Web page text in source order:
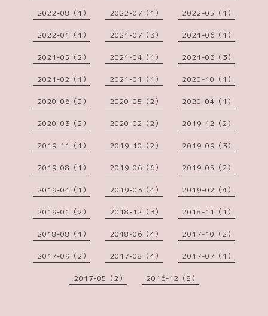
2022-08（1） 2022-07（1） 2022-05（1）
2022-01（1） 2021-07（3） 2021-06（1）
2021-05（2） 2021-04（1） 2021-03（3）
2021-02（1） 2021-01（1） 2020-10（1）
2020-06（2） 2020-05（2） 2020-04（1）
2020-03（2） 2020-02（2） 2019-12（2）
2019-11（1） 2019-10（2） 2019-09（3）
2019-08（1） 2019-06（6） 2019-05（2）
2019-04（1） 2019-03（4） 2019-02（4）
2019-01（2） 2018-12（3） 2018-11（1）
2018-08（1） 2018-06（4） 2017-10（2）
2017-09（2） 2017-08（4） 2017-07（1）
2017-05（2） 2016-12（8）